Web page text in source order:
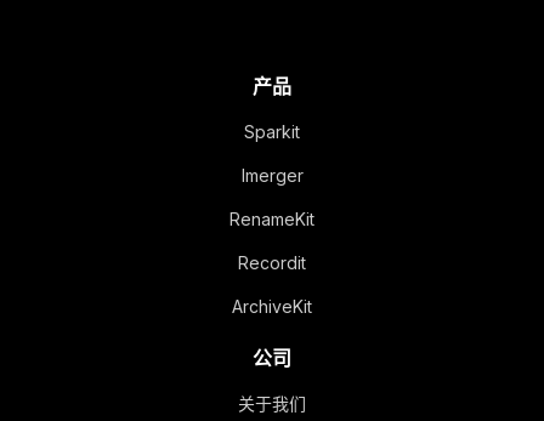
产品
Sparkit
Imerger
RenameKit
Recordit
ArchiveKit
公司
关于我们